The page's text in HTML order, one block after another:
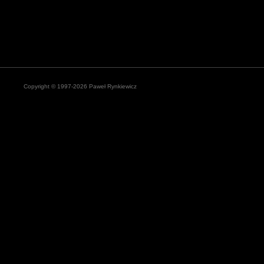
Copyright © 1997-2026 Paweł Rynkiewicz